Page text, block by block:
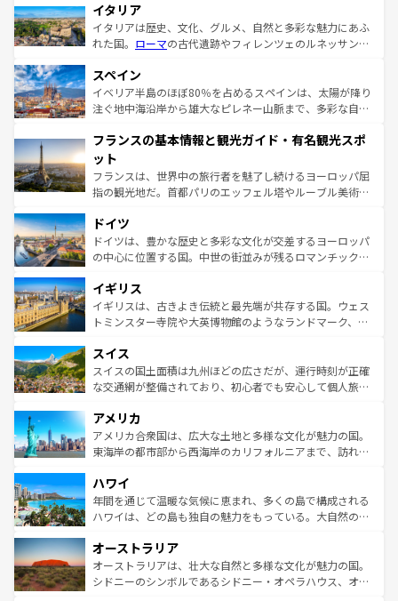
イタリア
イタリアは歴史、文化、グルメ、自然と多彩な魅力にあふ
れた国。 ローマの古代遺跡やフィレンツェのルネッサンス
ろん、トスカーナの美しい田園風景やアマルフィ海岸の絶
景など、自然景観も見逃せない。観光の合間には、本場の
ピザやパスタなど、絶品のイタリア料理を堪能することも
ませてくれるイタリアで、忘れられない旅をしてみよう！
なお、新着のイタリア情報は
しい。
スペイン
イベリア半島のほぼ80％を占めるスペインは、太陽が降り
注ぐ地中海沿岸から雄大なピレネー山脈まで、多彩な自然
文化が根付くこの国では、情熱的なフラメンコ、熱気あふ
れる闘牛、そして美味しいタパスが生活の一部となってい
る。首都マドリードの洗練された雰囲気や、バルセロナの
アートに溢れた街角から、地方では古代ローマ遺跡や中世
せる。地方によって風土や気候が異なるスペインはその個
性で訪れる人を魅了する。 なお、新着のスペイン情報は コ
ンテンツ一覧を参照してほしい。
フランスの基本情報と観光ガイド・有名観光スポ
ット
フランスは、世界中の旅行者を魅了し続けるヨーロッパ屈
指の観光地だ。首都パリのエッフェル塔やルーブル美術館
で、幅広い魅力が詰まっている。華麗な宮殿、歴史的な大
聖堂、美しいビーチ、そして豊かな自然が、訪れる者を心
から魅了する。また、フランスは美食の国としても知ら
いる。シャンパンの発祥地であるランス、プロヴァンスの
香り高いラベンダー畑など、多彩な楽しみ方が可能だ。さ
らに、パリ以外の地域にも魅力が溢れており、どの街角に
れる地方に足を運ぶとそれぞれで全く異なる文化を体験で
きるだろう。 なお、新着のフランス情報はコンテンツ一覧
を参照してほしい。
ドイツ
ドイツは、豊かな歴史と多彩な文化が交差するヨーロッパ
の中心に位置する国。中世の街並みが残るロマンチック街
顔を持つこの国は、どこを歩いても飽きることがない。ベ
ルリンの文化的活気、バイエルン州のアルプスの絶景、そ
してライン川沿いのワイン畑といった風景は必見。ビール
は、お酒好きな人にはぜひ体験してほしい。 なお、新着の
ドイツ情報はコンテンツ一覧を参照してほしい。
イギリス
イギリスは、古きよき伝統と最先端が共存する国。ウェス
トミンスター寺院や大英博物館のようなランドマーク、歴
リアごとに異なる魅力がある。また、優雅なアフタヌーン
ティー、ビール好きにはたまらない英国パブ、サッカー観
戦など、本場だからこそできる体験も豊富。イギリスを旅
ンツ一覧を参照してほしい。
スイス
スイスの国土面積は九州ほどの広さだが、運行時刻が正確
な交通網が整備されており、初心者でも安心して個人旅行
の建物がそのまま残る町や、スイスならではのユニークな
博物館もあり、アルプス観光だけでなく町歩きも満喫する
ことができる。国民の所得が高いため物価も高いが、旅行
ば市内交通費無料で観光を楽しむこともできる。 なお、新
着のスイス情報はコンテンツ一覧 を参照してほしい。
アメリカ
アメリカ合衆国は、広大な土地と多様な文化が魅力の国。
東海岸の都市部から西海岸のカリフォルニアまで、訪れる
のような巨大都市は、観光、ショッピング、エンターテイ
ンメントが詰まった刺激的なスポットだ。一方、アメリカ
西部には大自然が広がり、グランドキャニオンやイエロー
部のニューオーリンズでは、音楽と美食が融合した独特の
文化が魅力。旅行者はアメリカの各地域で異なる魅力を楽
しみながら、その多様性と豊かな歴史を感じることができ
ハワイ
年間を通じて温暖な気候に恵まれ、多くの島で構成される
ハワイは、どの島も独自の魅力をもっている。大自然の神
ワイ島は見逃せない。また、定番の観光地といえばオアフ
島だが、静かな自然を求めるならマウイ島やカウアイ島が
おすすめ。エメラルドグリーンに輝く海をはじめ、豊かな
オーストラリア
オーストラリアは、壮大な自然と多様な文化が魅力の国。
シドニーのシンボルであるシドニー・オペラハウス、オー